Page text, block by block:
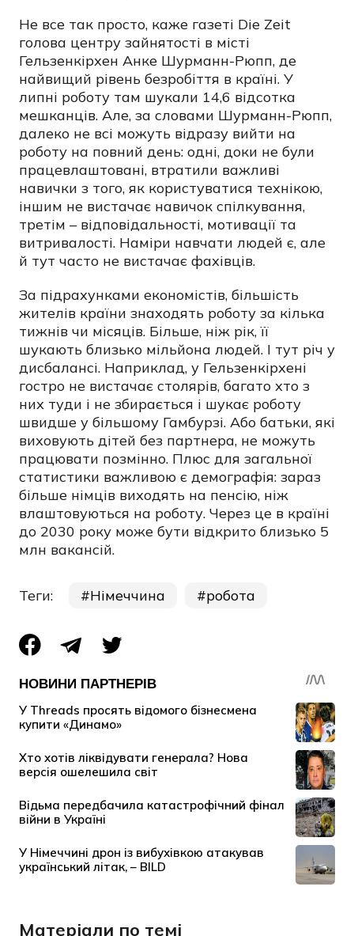
Не все так просто, каже газеті Die Zeit
голова центру зайнятості в місті
Гельзенкірхен Анке Шурманн-Рюпп, де
найвищий рівень безробіття в країні. У
липні роботу там шукали 14,6 відсотка
мешканців. Але, за словами Шурманн-Рюпп,
далеко не всі можуть відразу вийти на
роботу на повний день: одні, доки не були
працевлаштовані, втратили важливі
навички з того, як користуватися технікою,
іншим не вистачає навичок спілкування,
третім – відповідальності, мотивації та
витривалості. Наміри навчати людей є, але
й тут часто не вистачає фахівців.
За підрахунками економістів, більшість
жителів країни знаходять роботу за кілька
тижнів чи місяців. Більше, ніж рік, її
шукають близько мільйона людей. І тут річ у
дисбалансі. Наприклад, у Гельзенкірхені
гостро не вистачає столярів, багато хто з
них туди і не збирається і шукає роботу
швидше у більшому Гамбурзі. Або батьки, які
виховують дітей без партнера, не можуть
працювати позмінно. Плюс для загальної
статистики важливою є демографія: зараз
більше німців виходять на пенсію, ніж
влаштовуються на роботу. Через це в країні
до 2030 року може бути відкрито близько 5
млн вакансій.
Теги: Німеччина робота
Матеріали по темі